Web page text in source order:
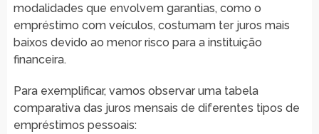
modalidades que envolvem garantias, como o
empréstimo com veículos, costumam ter juros mais
baixos devido ao menor risco para a instituição
financeira.
Para exemplificar, vamos observar uma tabela
comparativa das juros mensais de diferentes tipos de
empréstimos pessoais: